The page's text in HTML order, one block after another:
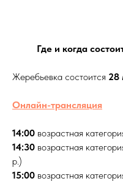
Где и когда
Жеребьевка состоится 28
Онлайн-трансляция
14:00 возрастная
14:30 возрастная
р.)
15:00 возрастная